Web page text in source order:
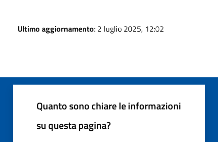
Ultimo aggiornamento: 2 luglio 2025, 12:02
Quanto sono chiare le informazioni
su questa pagina?